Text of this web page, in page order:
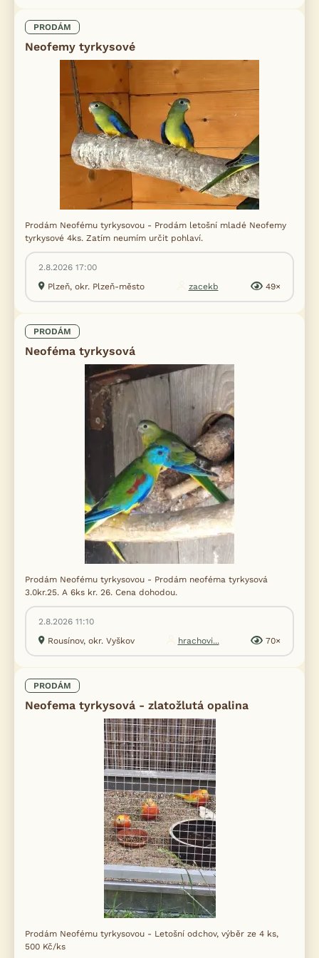
PRODÁM
Neofemy tyrkysové
Prodám Neofému tyrkysovou - Prodám letošní mladé Neofemy
tyrkysové 4ks. Zatím neumím určit pohlaví.
2.8.2026 17:00
Plzeň, okr. Plzeň-město
zacekb 49×
PRODÁM
Neoféma tyrkysová
Prodám Neofému tyrkysovou - Prodám neoféma tyrkysová
3.0kr.25. A 6ks kr. 26. Cena dohodou.
2.8.2026 11:10
Rousínov, okr. Vyškov
hrachovi... 70×
PRODÁM
Neofema tyrkysová - zlatožlutá opalina
Prodám Neofému tyrkysovou - Letošní odchov, výběr ze 4 ks,
500 Kč/ks